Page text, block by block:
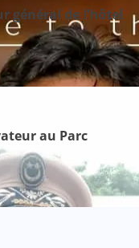
général de l’hôtel
au Parc